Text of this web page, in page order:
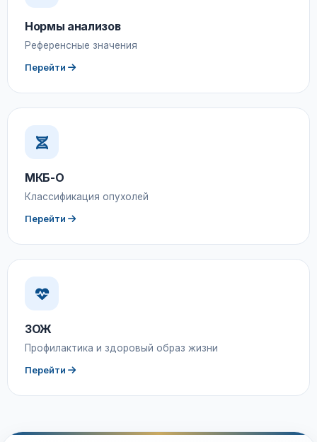
Нормы анализов
Референсные значения
Перейти
МКБ-О
Классификация опухолей
Перейти
ЗОЖ
Профилактика и здоровый образ жизни
Перейти